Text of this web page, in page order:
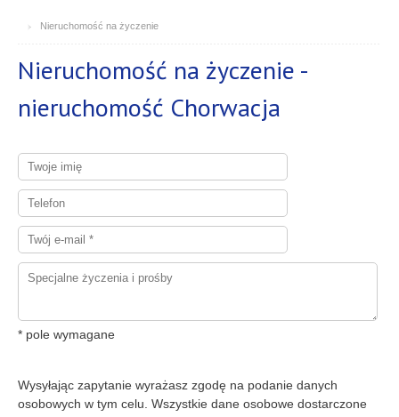
Nieruchomość na życzenie
Nieruchomość na życzenie -
nieruchomość Chorwacja
* pole wymagane
Wysyłając zapytanie wyrażasz zgodę na podanie danych
osobowych w tym celu. Wszystkie dane osobowe dostarczone